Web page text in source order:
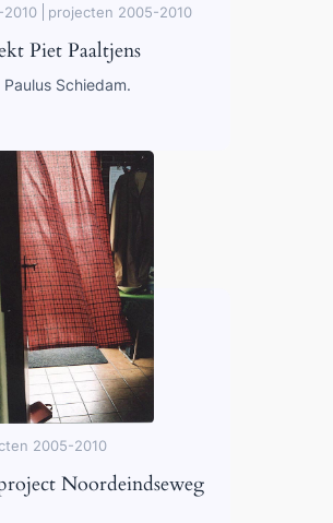
projecten 2005-2010
Piet Paaltjens
Paulus Schiedam.
2005-2010
Noordeindseweg